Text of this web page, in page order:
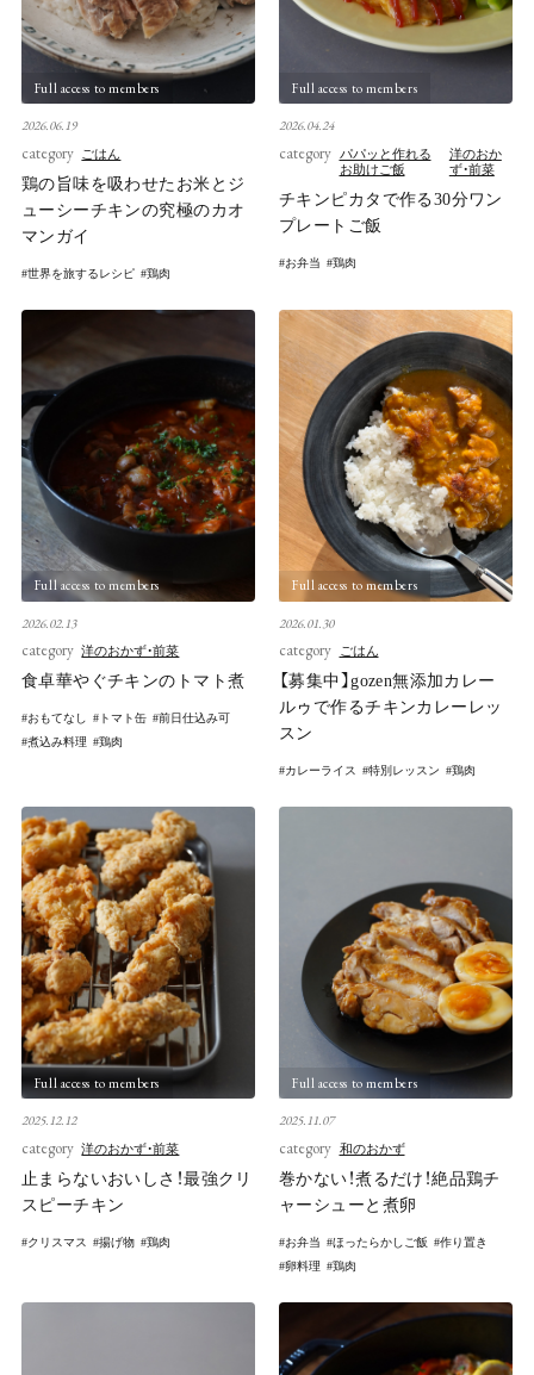
Full access to members
2026.06.19
category ごはん
鶏の旨味を吸わせたお米とジ
ューシーチキンの究極のカオ
マンガイ
世界を旅するレシピ 鶏肉
Full access to members
2026.04.24
category
パパッと作れる
お助けご飯
洋のおか
ず・前菜
チキンピカタで作る30分ワン
プレートご飯
お弁当 鶏肉
Full access to members
2026.02.13
category 洋のおかず・前菜
食卓華やぐチキンのトマト煮
おもてなし トマト缶
前日仕込み可
煮込み料理
鶏肉
Full access to members
2026.01.30
category ごはん
【募集中】gozen無添加カレー
ルゥで作るチキンカレーレッ
スン
カレーライス 特別レッスン 鶏肉
Full access to members
2025.12.12
category 洋のおかず・前菜
止まらないおいしさ！最強クリ
スピーチキン
クリスマス 揚げ物 鶏肉
Full access to members
2025.11.07
category 和のおかず
巻かない！煮るだけ！絶品鶏チ
ャーシューと煮卵
お弁当 ほったらかしご飯
作り置き
卵料理
鶏肉